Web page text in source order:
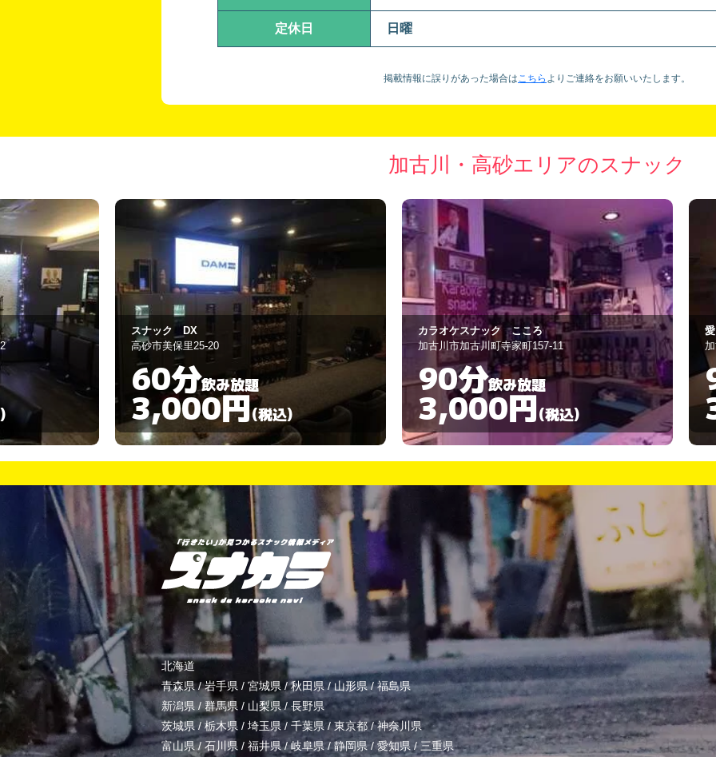
定休日 日曜
掲載情報に誤りがあった場合はこちら より ご連絡をお願いいたします。
加古川・高砂エリアのスナック
カラオケスナック こころ
加古川市加古川町寺家町157-11
90分飲み放題
3,000円(税込)
愛ー縷
加古川市加古川町篠原町3-7
90分飲み放題
3,000円(税込)
北海道
青森県/岩手県 / 宮城県 /秋田県 /山形県/福島県
新潟県 / 群馬県 / 山梨県/長野県
茨城県 / 栃木県 / 埼玉県/ 千葉県 /東京都/神奈川県
富山県/ 石川県 / 福井県/岐阜県/静岡県/ 愛知県 / 三重県